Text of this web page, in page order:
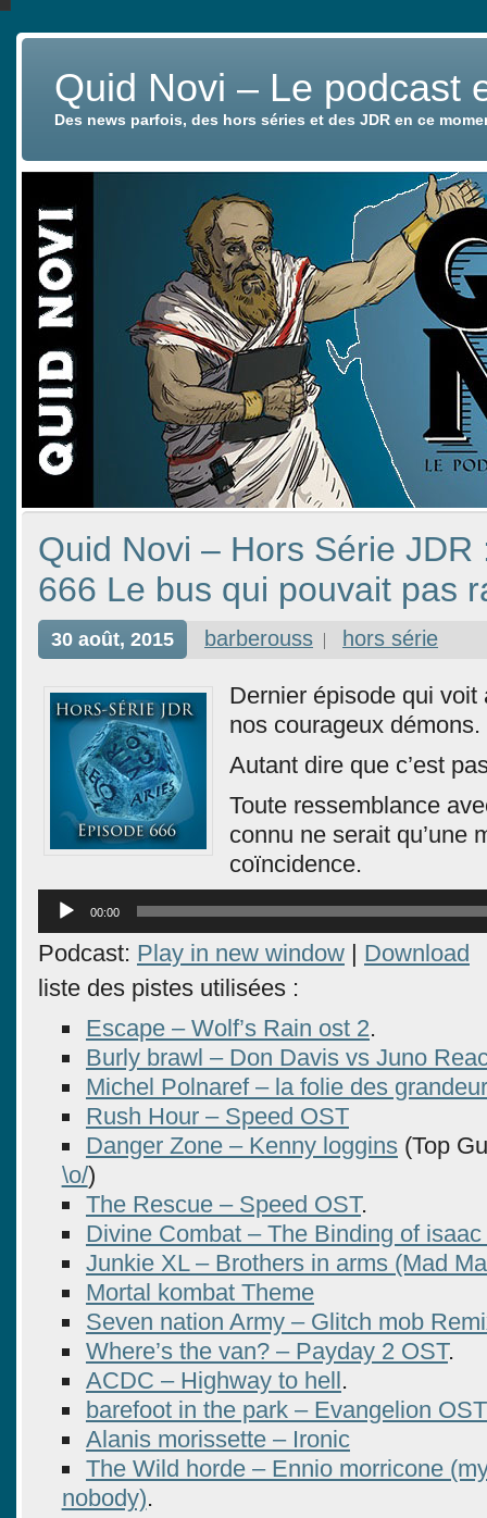
Quid Novi – Le podcast
Des news parfois, des hors séries et des JDR en ce
Quid Novi – Hors Série JDR
666 Le bus qui pouvait pas
30 août, 2015 barberouss hors série
Dernier épisode qui voit
nos courageux démons.
Autant dire que c’est
Toute ressemblance
connu ne serait qu’une
coïncidence.
Lecteur
audio
00:00
Podcast: Play in new window | Download
liste des pistes utilisées :
Escape – Wolf’s Rain ost 2.
Burly brawl – Don Davis vs Juno
Michel Polnaref – la folie des
Rush Hour – Speed OST
Danger Zone – Kenny loggins(Top
\o/)
The Rescue – Speed OST.
Divine Combat – The Binding of
Junkie XL – Brothers in arms (Mad
Mortal kombat Theme
Seven nation Army – Glitch mob
Where’s the van? – Payday 2 OST.
ACDC – Highway to hell.
barefoot in the park – Evangelion OST
Alanis morissette – Ironic
The Wild horde – Ennio morricone
nobody).